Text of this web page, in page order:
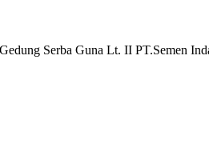
Gedung Serba Guna Lt. II PT.Semen